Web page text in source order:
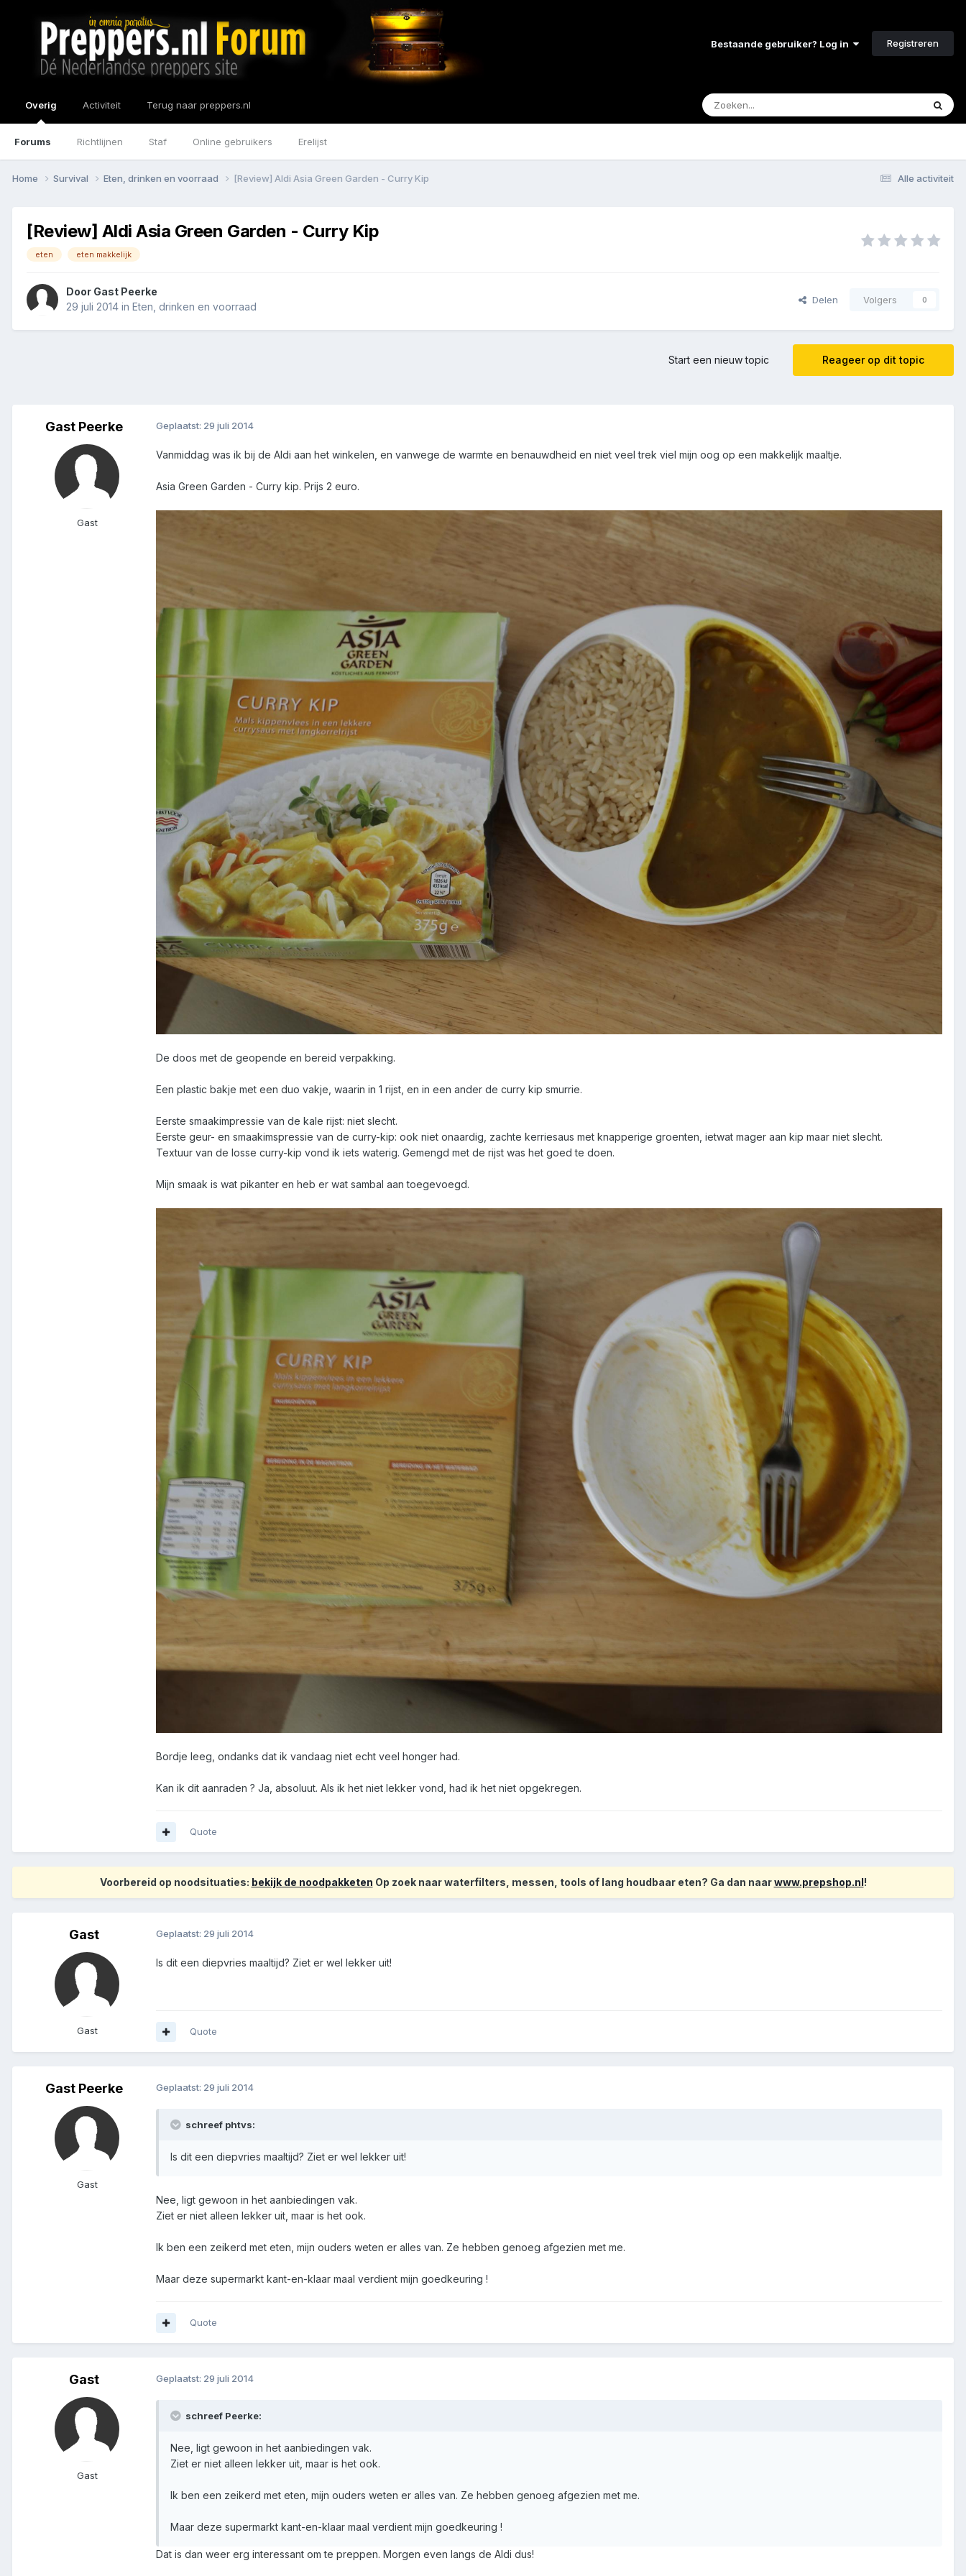
Bestaande gebruiker? Log in Registreren
Overig
Forums Richtlijnen Staf Online gebruikers Erelijst
Activiteit Terug naar preppers.nl
Alle activiteit
Home Survival Eten, drinken en voorraad [Review] Aldi Asia Green Garden - Curry Kip
[Review] Aldi Asia Green Garden - Curry Kip
eten eten makkelijk
Door Gast Peerke
29 juli 2014 in Eten, drinken en voorraad
Delen Volgers 0
Reageer op dit topic
Start een nieuw topic
Gast Peerke
Gast
Geplaatst: 29 juli 2014
Vanmiddag was ik bij de Aldi aan het winkelen, en vanwege de warmte en benauwdheid en niet veel trek viel mijn oog op een makkelijk maaltje.
Asia Green Garden - Curry kip. Prijs 2 euro.
De doos met de geopende en bereid verpakking.
Een plastic bakje met een duo vakje, waarin in 1 rijst, en in een ander de curry kip smurrie.
Eerste smaakimpressie van de kale rijst: niet slecht.
Eerste geur- en smaakimspressie van de curry-kip: ook niet onaardig, zachte kerriesaus met knapperige groenten, ietwat mager aan kip maar niet slecht.
Textuur van de losse curry-kip vond ik iets waterig. Gemengd met de rijst was het goed te doen.
Mijn smaak is wat pikanter en heb er wat sambal aan toegevoegd.
Bordje leeg, ondanks dat ik vandaag niet echt veel honger had.
Kan ik dit aanraden ? Ja, absoluut. Als ik het niet lekker vond, had ik het niet opgekregen.
Quote
Voorbereid op noodsituaties: bekijk de noodpakketen Op zoek naar waterfilters, messen, tools of lang houdbaar eten? Ga dan naarwww.prepshop.nl!
Gast
Gast
Geplaatst: 29 juli 2014
Is dit een diepvries maaltijd? Ziet er wel lekker uit!
Quote
Gast Peerke
Gast
Geplaatst: 29 juli 2014
schreef phtvs:
Is dit een diepvries maaltijd? Ziet er wel lekker uit!
Nee, ligt gewoon in het aanbiedingen vak.
Ziet er niet alleen lekker uit, maar is het ook.
Ik ben een zeikerd met eten, mijn ouders weten er alles van. Ze hebben genoeg afgezien met me.
Maar deze supermarkt kant-en-klaar maal verdient mijn goedkeuring !
Quote
Gast
Gast
Geplaatst: 29 juli 2014
schreef Peerke:
Nee, ligt gewoon in het aanbiedingen vak.
Ziet er niet alleen lekker uit, maar is het ook.
Ik ben een zeikerd met eten, mijn ouders weten er alles van. Ze hebben genoeg afgezien met me.
Maar deze supermarkt kant-en-klaar maal verdient mijn goedkeuring !
Dat is dan weer erg interessant om te preppen. Morgen even langs de Aldi dus!